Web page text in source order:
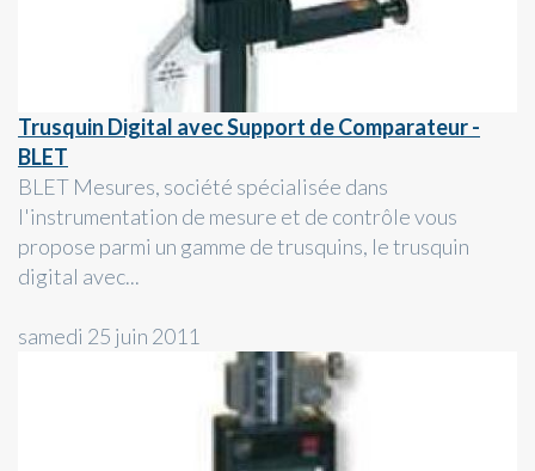
Trusquin Digital avec Support de Comparateur -
BLET
BLET Mesures, société spécialisée dans
l'instrumentation de mesure et de contrôle vous
propose parmi un gamme de trusquins, le trusquin
digital avec...
samedi 25 juin 2011